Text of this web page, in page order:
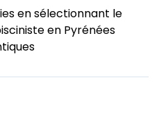
en sélectionnant le
en Pyrénées